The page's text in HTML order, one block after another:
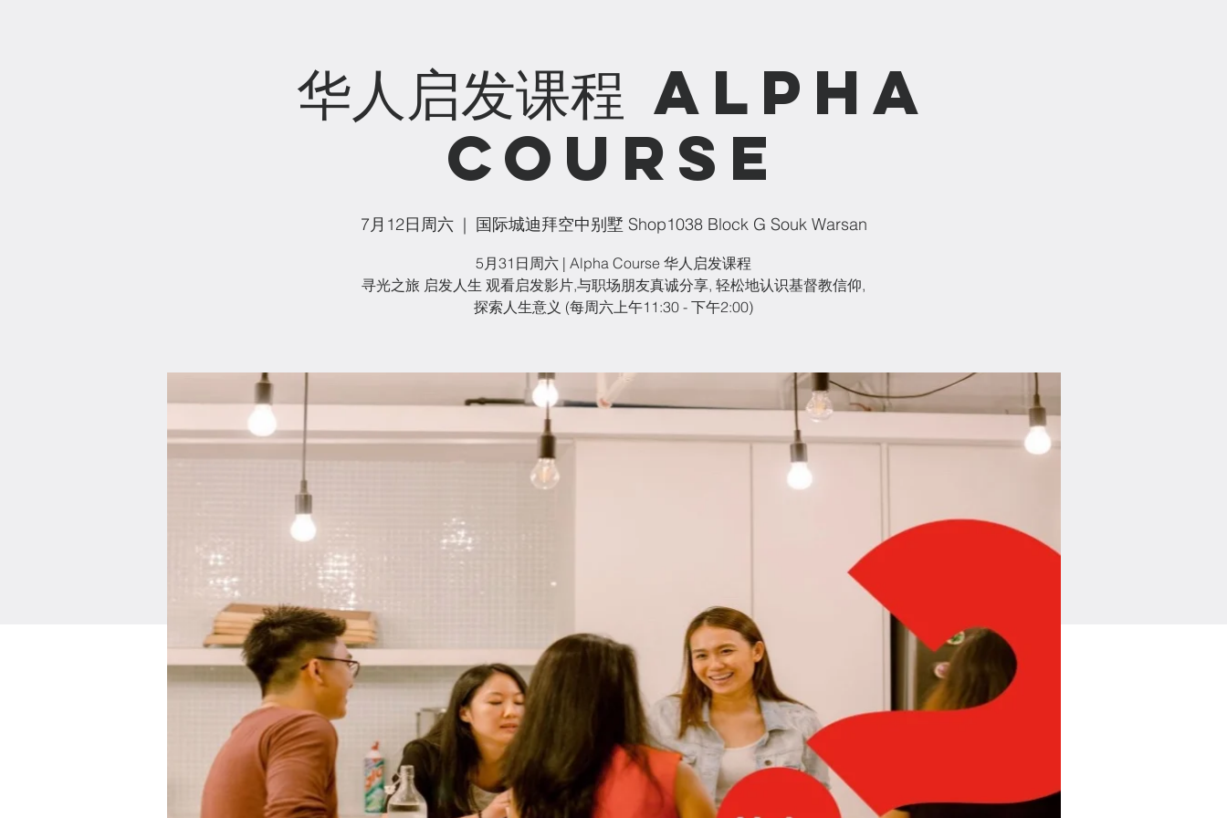
华人启发课程 Alpha
Course
7月12日周六
  |
国际城迪拜空中别墅 Shop1038 Block G Souk Warsan
5月31日周六 | Alpha Course 华人启发课程
寻光之旅 启发人生 观看启发影片,与职场朋友真诚分享, 轻松地认识基督教信仰,
探索人生意义 (每周六上午11:30 - 下午2:00)